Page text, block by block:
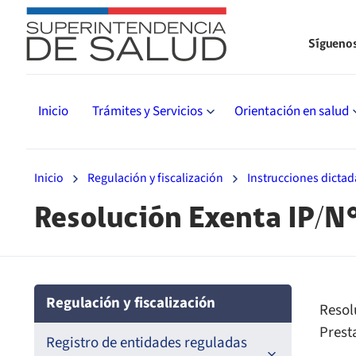
Inicio Trámites y Servicios Orientación en salud
Inicio Regulación y fiscalización Instrucciones
Resolución Exenta IP/
Regulación y fiscalización
Registro de entidades reguladas